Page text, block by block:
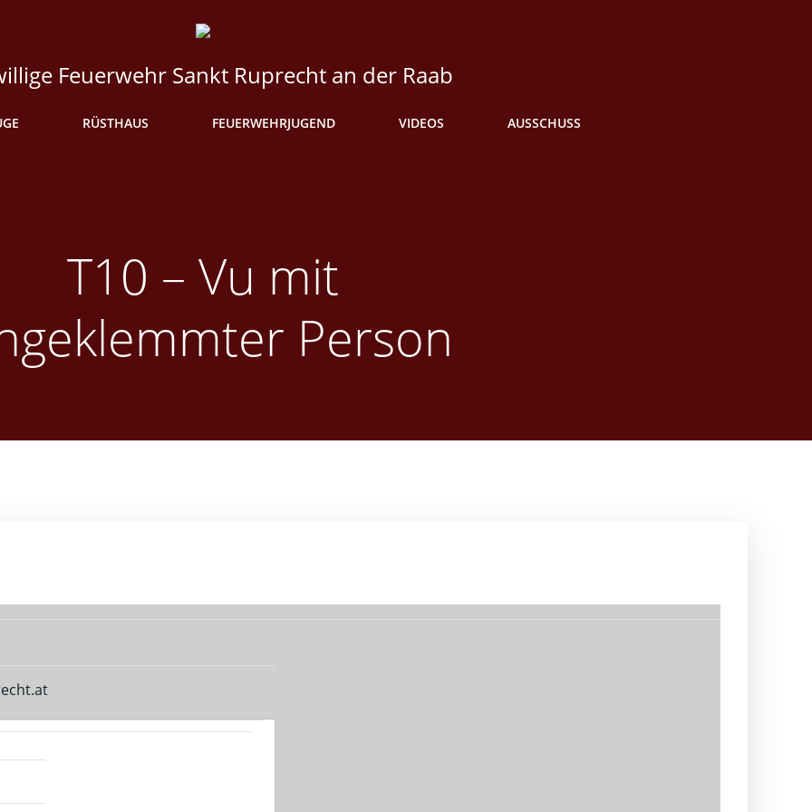
Feuerwehr Sankt Ruprecht an der Raab
RÜSTHAUS FEUERWEHRJUGEND VIDEOS AUSSCHUSS
T10 – Vu mit
Person